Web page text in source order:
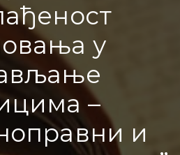
у
–
и